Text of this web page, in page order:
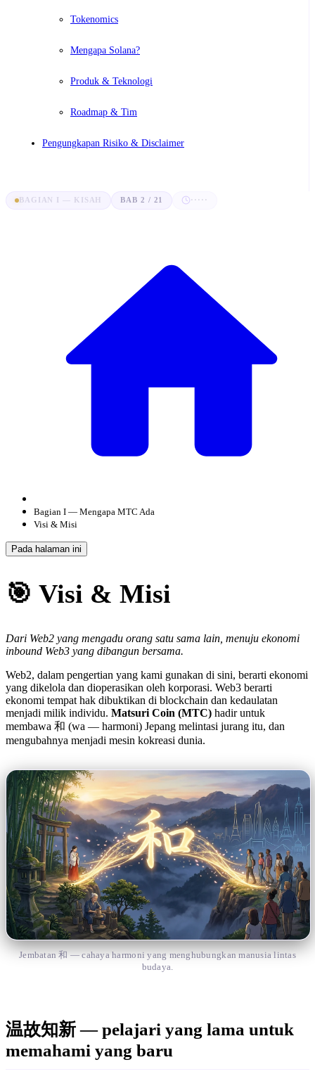
Tokenomics
Mengapa Solana?
Produk & Teknologi
Roadmap & Tim
Pengungkapan Risiko & Disclaimer
BAGIAN I — KISAH BAB 2 / 21 ·····
Bagian I — Mengapa MTC Ada
Visi & Misi
Pada halaman ini
🎯 Visi & Misi
Dari Web2 yang mengadu orang satu sama lain, menuju ekonomi
inbound Web3 yang dibangun bersama.
Web2, dalam pengertian yang kami gunakan di sini, berarti ekonomi
yang dikelola dan dioperasikan oleh korporasi. Web3 berarti
ekonomi tempat hak dibuktikan di blockchain dan kedaulatan
menjadi milik individu. Matsuri Coin (MTC) hadir untuk
membawa 和 (wa — harmoni) Jepang melintasi jurang itu, dan
mengubahnya menjadi mesin kokreasi dunia.
Jembatan 和 — cahaya harmoni yang menghubungkan manusia lintas
budaya.
温故知新 — pelajari yang lama untuk
memahami yang baru